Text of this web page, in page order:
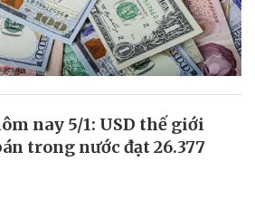
nay 5/1: USD thế giới
trong nước đạt 26.377